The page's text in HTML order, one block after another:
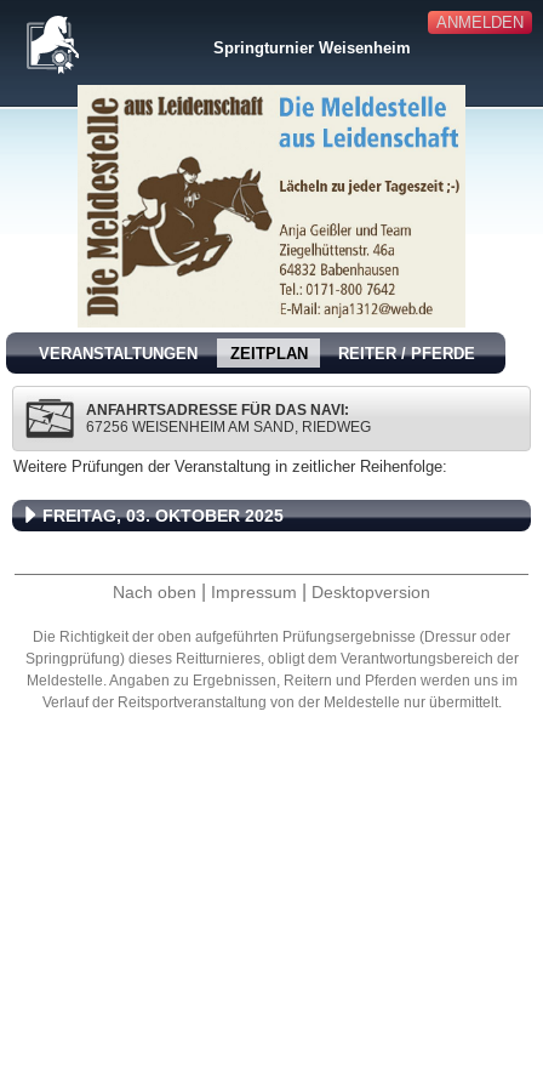
ANMELDEN
Springturnier Weisenheim
VERANSTALTUNGEN ZEITPLAN REITER / PFERDE
ANFAHRTSADRESSE FÜR DAS NAVI:
67256 WEISENHEIM AM SAND, RIEDWEG
Weitere Prüfungen der Veranstaltung in zeitlicher Reihenfolge:
FREITAG, 03. OKTOBER 2025
Nach oben Impressum Desktopversion
Die Richtigkeit der oben aufgeführten Prüfungsergebnisse (Dressur oder
Springprüfung) dieses Reitturnieres, obligt dem Verantwortungsbereich der
Meldestelle. Angaben zu Ergebnissen, Reitern und Pferden werden uns im
Verlauf der Reitsportveranstaltung von der Meldestelle nur übermittelt.